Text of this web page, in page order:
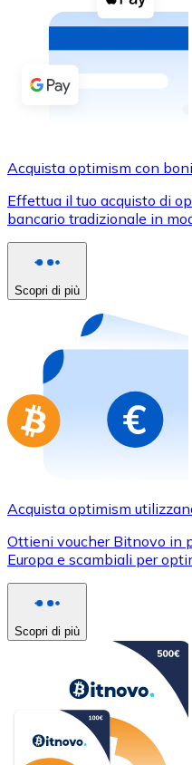
Acquista
Acquista con contanti
Bonifico SEPA
Usa le carte Visa e
Acquista con carta
Acquista gift card
Vai al negozio di carte
Acquista optimism con
Effettua il tuo acquisto di
bancario tradizionale in
Scopri di più
Acquista optimism
Ottieni voucher Bitnovo in
Europa e scambiali per
Scopri di più